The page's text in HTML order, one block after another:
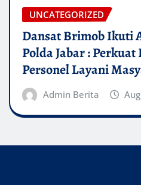
UNCATEGORIZED
Dansat Brimob Ikuti
Polda Jabar :
Personel Layani
Admin Berita